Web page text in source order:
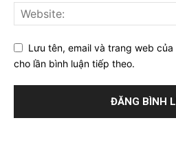
Lưu tên, email và trang web
cho lần bình luận tiếp theo.